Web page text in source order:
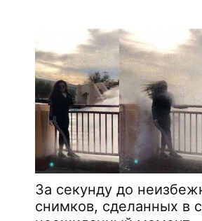
За секунду до
снимков, сделанных в